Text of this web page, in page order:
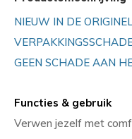
NIEUW IN DE
GEEN SCHADE AAN
Functies & gebruik
Verwen jezelf met